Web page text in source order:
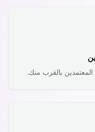
المعتمدين بالقرب منك.